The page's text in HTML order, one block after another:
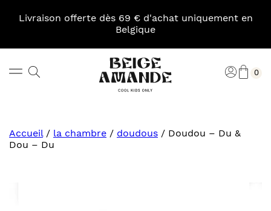
Livraison offerte dès 69 € d'achat uniquement en
Belgique
Rechercher 0
Accueil/ la chambre / doudous / Doudou – Du &
Dou – Du